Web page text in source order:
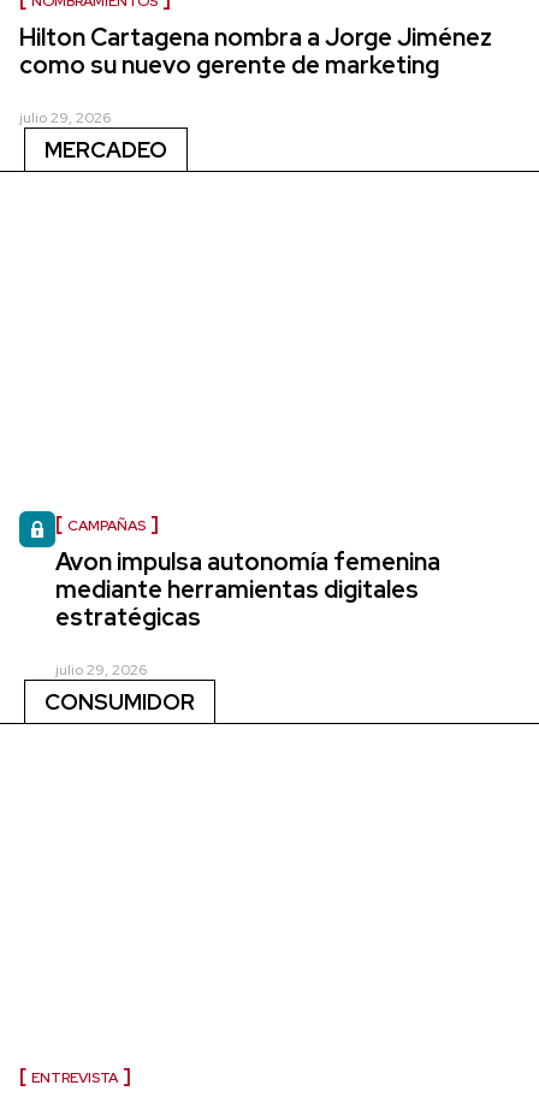
Hilton Cartagena nombra a Jorge Jiménez
como su nuevo gerente de marketing
julio 29, 2026
MERCADEO
CAMPAÑAS
Avon impulsa autonomía femenina
mediante herramientas digitales
estratégicas
julio 29, 2026
CONSUMIDOR
ENTREVISTA